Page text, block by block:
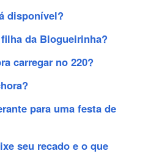
disponível?
da Blogueirinha?
carregar no 220?
para uma festa de
seu recado e o que